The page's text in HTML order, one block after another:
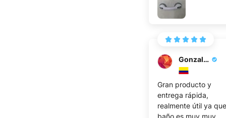
para apoyarte en lo
estés haciendo.
Gonzalez M.
Gran producto y
entrega rápida,
realmente útil ya